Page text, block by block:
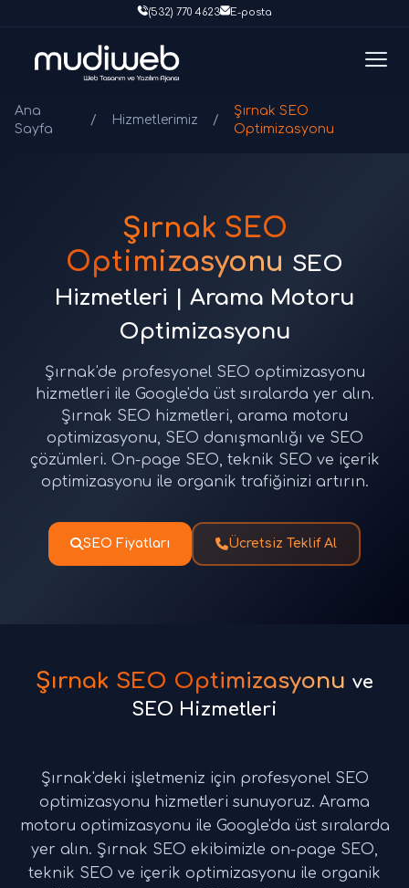
(532) 770 4623 E-posta
Ana
Sayfa
/ Hizmetlerimiz /
Şırnak SEO
Optimizasyonu
Şırnak SEO
Optimizasyonu SEO
Hizmetleri | Arama Motoru
Optimizasyonu
Şırnak'de profesyonel SEO optimizasyonu
hizmetleri ile Google'da üst sıralarda yer alın.
Şırnak SEO hizmetleri, arama motoru
optimizasyonu, SEO danışmanlığı ve SEO
çözümleri. On-page SEO, teknik SEO ve içerik
optimizasyonu ile organik trafiğinizi artırın.
SEO Fiyatları Ücretsiz Teklif Al
Şırnak SEO Optimizasyonu ve
SEO Hizmetleri
Şırnak'deki işletmeniz için profesyonel SEO
optimizasyonu hizmetleri sunuyoruz. Arama
motoru optimizasyonu ile Google'da üst sıralarda
yer alın. Şırnak SEO ekibimizle on-page SEO,
teknik SEO ve içerik optimizasyonu ile organik